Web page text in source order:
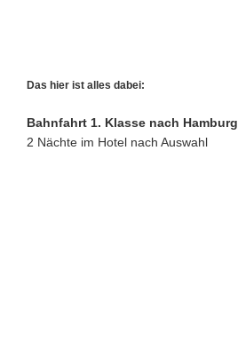
Das hier ist alles dabei:
Bahnfahrt 1. Klasse nach Hamburg
2 Nächte im Hotel nach Auswahl